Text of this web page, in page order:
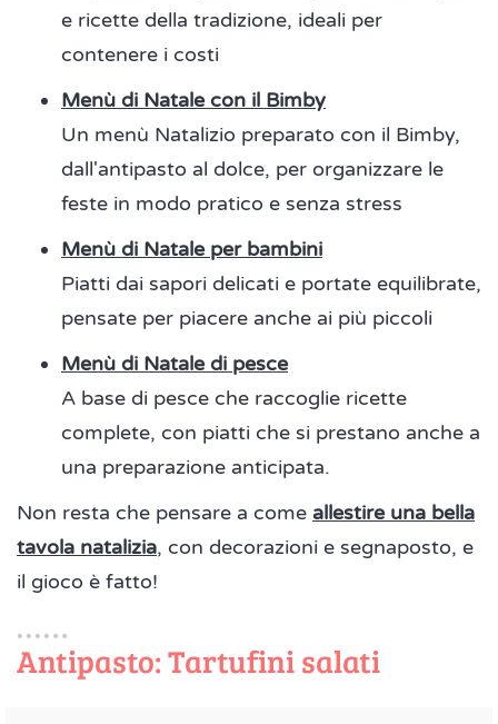
e ricette della tradizione, ideali per
contenere i costi
Menù di Natale con il Bimby
Un menù Natalizio preparato con il Bimby,
dall'antipasto al dolce, per organizzare le
feste in modo pratico e senza stress
Menù di Natale per bambini
Piatti dai sapori delicati e portate equilibrate,
pensate per piacere anche ai più piccoli
Menù di Natale di pesce
A base di pesce che raccoglie ricette
complete, con piatti che si prestano anche a
una preparazione anticipata.
Non resta che pensare a come allestire una bella
tavola natalizia, con decorazioni e segnaposto, e
il gioco è fatto!
Antipasto: Tartufini salati